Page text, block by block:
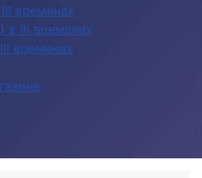
временах
в III временах
временах